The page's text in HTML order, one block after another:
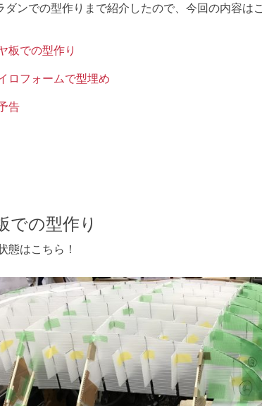
ダンでの型作りまで紹介したので、今回の内容は
板での型作り
ロフォームで型埋め
告
での型作り
態はこちら！